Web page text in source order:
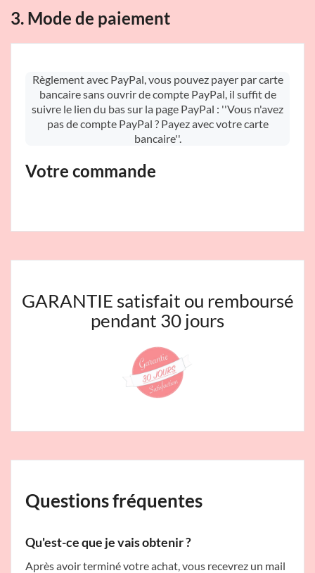
3. Mode de paiement
Règlement avec PayPal, vous pouvez payer par carte
bancaire sans ouvrir de compte PayPal, il suffit de
suivre le lien du bas sur la page PayPal : ''Vous n'avez
pas de compte PayPal ? Payez avec votre carte
bancaire''.
Votre commande
GARANTIE satisfait ou remboursé
pendant 30 jours
Questions fréquentes
Qu'est-ce que je vais obtenir ?
Après avoir terminé votre achat, vous recevrez un mail